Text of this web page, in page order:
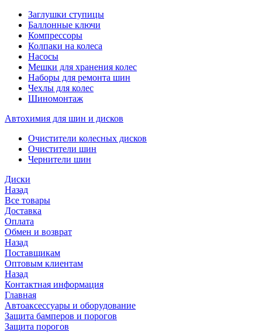
Заглушки ступицы
Баллонные ключи
Компрессоры
Колпаки на колеса
Насосы
Мешки для хранения колес
Наборы для ремонта шин
Чехлы для колес
Шиномонтаж
Автохимия для шин и дисков
Очистители колесных дисков
Очистители шин
Чернители шин
Диски
Назад
Все товары
Доставка
Оплата
Обмен и возврат
Назад
Поставщикам
Оптовым клиентам
Назад
Контактная информация
Главная
Автоаксессуары и оборудование
Защита бамперов и порогов
Защита порогов